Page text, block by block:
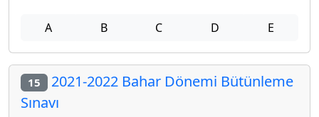
A B C D E
15 2021-2022 Bahar Dönemi Bütünleme
Sınavı